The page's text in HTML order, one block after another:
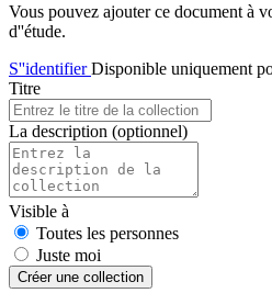
Vous pouvez ajouter ce document à
d''étude.
S''identifierDisponible uniquement
Titre
La description (optionnel)
Visible à
Toutes les personnes
Juste moi
Créer une collection